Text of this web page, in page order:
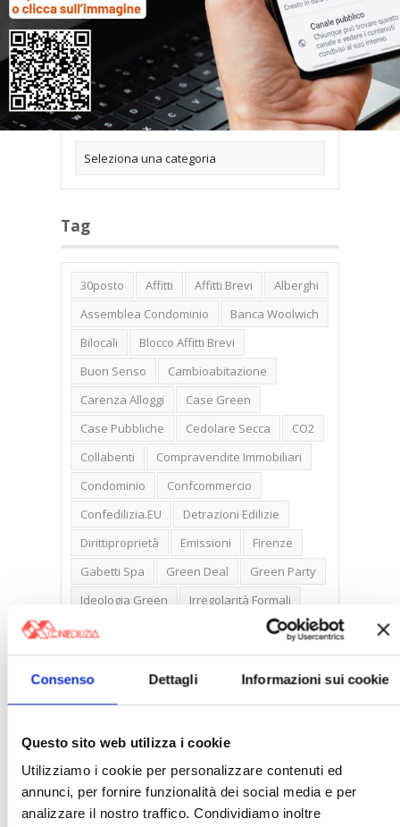
Consenso Dettagli Informazioni sui cookie
Questo sito web utilizza i cookie
Utilizziamo i cookie per personalizzare contenuti ed
annunci, per fornire funzionalità dei social media e per
analizzare il nostro traffico. Condividiamo inoltre
Categorie
Tag
30posto Affitti Affitti Brevi
Alberghi
Assemblea Condominio
Banca Woolwich
Bilocali
Blocco Affitti Brevi
Buon Senso
Cambioabitazione
Carenza Alloggi
Case Green
Case Pubbliche
Cedolare Secca
CO2
Collabenti
Compravendite Immobiliari
Condominio
Confcommercio
Confedilizia.EU
Detrazioni Edilizie
Dirittiproprietà
Emissioni
Firenze
Gabetti Spa
Green Deal
Green Party
Ideologia Green
Irregolarità Formali
Libero Mercato
New York
Nudaproprietà
Prezzi Case
Prima Casa
Proprietari Casa
Ruderi
Sicurezza
Sommerso
Sunia
Trasferimenti
Treviso
Valore Case